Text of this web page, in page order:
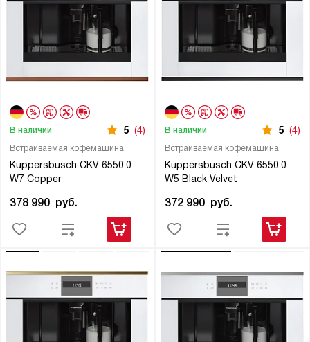
Встраиваемая кофемашина
Kuppersbusch CKV 6550.0
W7 Copper
В наличии 5 (4)
378 990 руб.
Встраиваемая кофемашина
Kuppersbusch CKV 6550.0
W5 Black Velvet
В наличии 5 (4)
372 990 руб.